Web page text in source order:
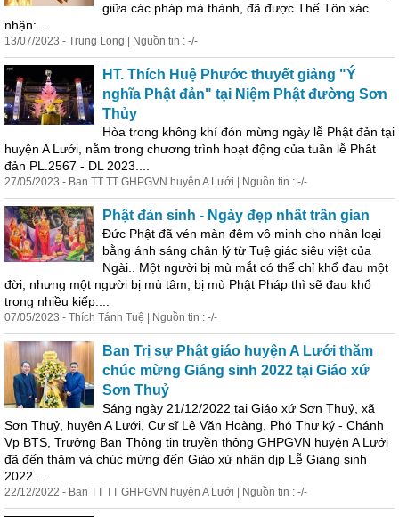
giữa các pháp mà thành, đã được Thế Tôn xác
nhận:...
13/07/2023 - Trung Long | Nguồn tin : -/-
HT. Thích Huệ Phước thuyết giảng "Ý
nghĩa Phật đản" tại Niệm Phật đường Sơn
Thủy
Hòa trong không khí đón mừng ngày lễ Phật đản tại
huyện A Lưới, nằm trong chương trình hoạt động của tuần lễ Phât
đản PL.2567 - DL 2023....
27/05/2023 - Ban TT TT GHPGVN huyện A Lưới | Nguồn tin : -/-
Phật đản sinh - Ngày đẹp nhất trần gian
Đức Phật đã vén màn đêm vô minh cho nhân loại
bằng ánh sáng chân lý từ Tuệ giác siêu việt của
Ngài.. Một người bị mù mắt có thể chỉ khổ đau một
đời, nhưng một người bị mù tâm, bị mù Phật Pháp thì sẽ đau khổ
trong nhiều kiếp....
07/05/2023 - Thích Tánh Tuệ | Nguồn tin : -/-
Ban Trị sự Phật giáo huyện A Lưới thăm
chúc mừng Giáng sinh 2022 tại Giáo xứ
Sơn Thuỷ
Sáng ngày 21/12/2022 tại Giáo xứ Sơn Thuỷ, xã
Sơn Thuỷ, huyện A Lưới, Cư sĩ Lê Văn Hoàng, Phó Thư ký - Chánh
Vp BTS, Trưởng Ban Thông tin truyền thông GHPGVN huyện A Lưới
đã đến thăm và chúc mừng đến Giáo xứ nhân dịp Lễ Giáng sinh
2022....
22/12/2022 - Ban TT TT GHPGVN huyện A Lưới | Nguồn tin : -/-